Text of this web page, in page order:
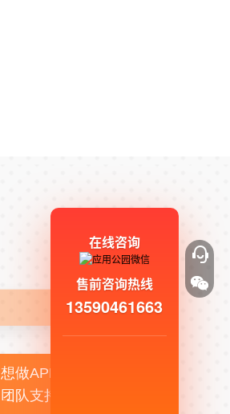
想做APP，但没有技术
团队支持
在线咨询
售前咨询热线
13590461663